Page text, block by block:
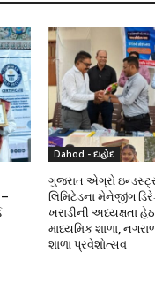
Dahod - દાહોદ
ગુજરાત એગ્રો
લિમિટેડના મેનેજીંગ
ખરાડીની અધ્યક્ષતા
માધ્યમિક શાળા,
શાળા પ્રવેશોત્સવ